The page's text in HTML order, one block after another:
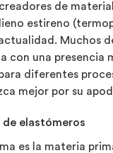
de
estireno
Muchos
con una presencia
diferentes
mejor por su
de elastómeros
es la materia